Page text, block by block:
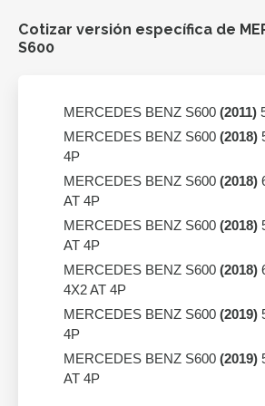
Cotizar versión específica de
S600
MERCEDES BENZ S600 (2011)
MERCEDES BENZ S600 (2018)
4P
MERCEDES BENZ S600 (2018)
AT 4P
MERCEDES BENZ S600 (2018)
AT 4P
MERCEDES BENZ S600 (2018)
4X2 AT 4P
MERCEDES BENZ S600 (2019)
4P
MERCEDES BENZ S600 (2019)
AT 4P